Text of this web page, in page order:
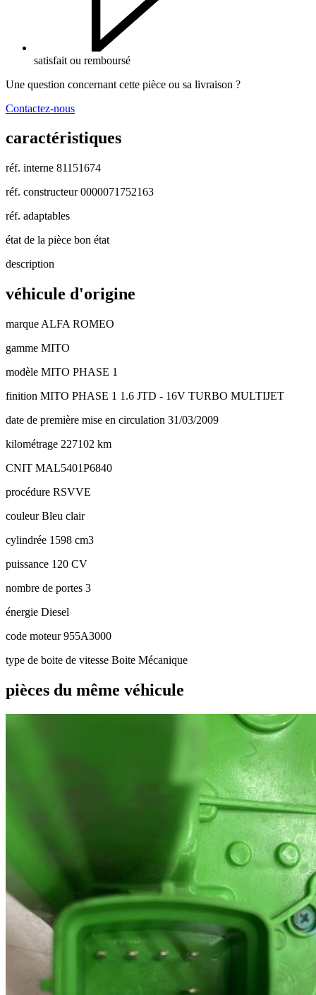
satisfait ou remboursé
Une question concernant cette pièce ou sa livraison ?
Contactez-nous
caractéristiques
réf. interne 81151674
réf. constructeur 0000071752163
réf. adaptables
état de la pièce bon état
description
véhicule d'origine
marque ALFA ROMEO
gamme MITO
modèle MITO PHASE 1
finition MITO PHASE 1 1.6 JTD - 16V TURBO MULTIJET
date de première mise en circulation 31/03/2009
kilométrage 227102 km
CNIT MAL5401P6840
procédure RSVVE
couleurBleu clair
cylindrée 1598 cm3
puissance 120 CV
nombre de portes 3
énergie Diesel
code moteur955A3000
type de boite de vitesse Boite Mécanique
pièces du même véhicule